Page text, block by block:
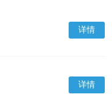
详情
详情